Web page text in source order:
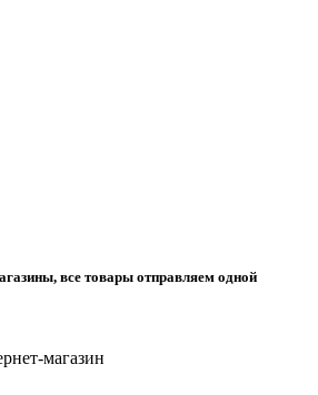
все товары отправляем одной
магазин